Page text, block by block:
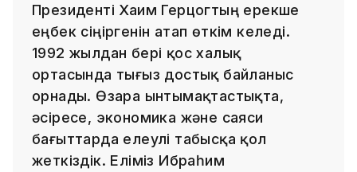
Президенті Хаим Герцогтың ерекше
еңбек сіңіргенін атап өткім келеді.
1992 жылдан бері қос халық
ортасында тығыз достық байланыс
орнады. Өзара ынтымақтастықта,
әсіресе, экономика және саяси
бағыттарда елеулі табысқа қол
жеткіздік. Еліміз Ибраһим